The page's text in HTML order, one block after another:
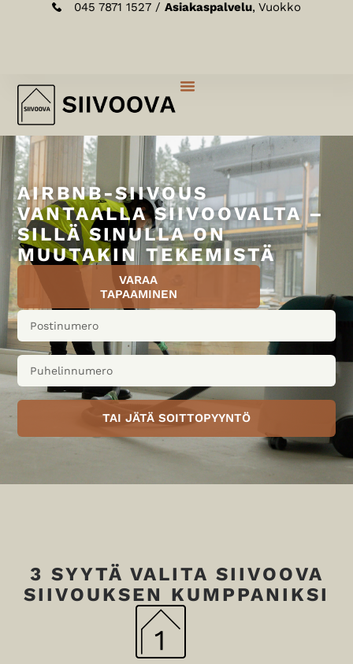
045 7871 1527 / Asiakaspalvelu, Vuokko
AIRBNB-SIIVOUS
VANTAALLA SIIVOOVALTA –
SILLÄ SINULLA ON
MUUTAKIN TEKEMISTÄ
VARAA
TAPAAMINEN
TAI JÄTÄ SOITTOPYYNTÖ
3 SYYTÄ VALITA SIIVOOVA
SIIVOUKSEN KUMPPANIKSI